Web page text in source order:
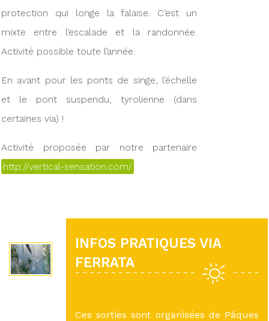
protection qui longe la falaise. C’est un
mixte entre l’escalade et la randonnée.
Activité possible toute l’année.
En avant pour les ponts de singe, l’échelle
et le pont suspendu, tyrolienne (dans
certaines via) !
Activité proposée par notre partenaire
http://vertical-sensation.com/
INFOS PRATIQUES VIA
FERRATA
Ces sorties sont organisées de Pâques